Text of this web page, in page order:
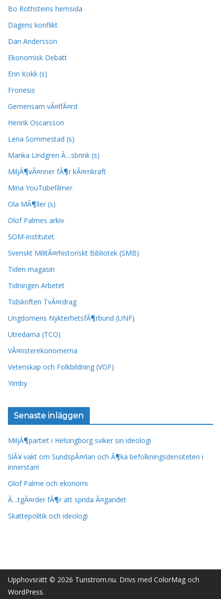
Bo Rothsteins hemsida
Dagens konflikt
Dan Andersson
Ekonomisk Debatt
Enn Kokk (s)
Fronesis
Gemensam vÃ¤lfÃ¤rd
Henrik Oscarsson
Lena Sommestad (s)
Marika Lindgren Ã…sbrink (s)
MiljÃ¶vÃ¤nner fÃ¶r kÃ¤rnkraft
Mina YouTubefilmer
Ola MÃ¶ller (s)
Olof Palmes arkiv
SOM-institutet
Svenskt MilitÃ¤rhistoriskt Bibliotek (SMB)
Tiden magasin
Tidningen Arbetet
Tidskriften TvÃ¤rdrag
Ungdomens NykterhetsfÃ¶rbund (UNF)
Utredarna (TCO)
VÃ¤nsterekonomerna
Vetenskap och Folkbildning (VOF)
Yimby
Senaste inläggen
MiljÃ¶partiet i Helsingborg sviker sin ideologi
SlÃ¥ vakt om SundspÃ¤rlan och Ã¶ka befolkningsdensiteten i
innerstan!
Olof Palme och ekonomi
Ã…tgÃ¤rder fÃ¶r att sprida Ã¤gandet
Skattepolitik och ideologi
Upphovsrätt © 2026 Tunstrom.nu. Drivs med ColorMag och
WordPress.